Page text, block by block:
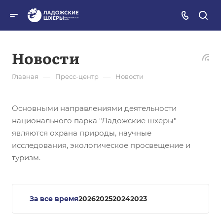
Новости
Главная — Пресс-центр — Новости
Основными направлениями деятельности
национального парка "Ладожские шхеры"
являются охрана природы, научные
исследования, экологическое просвещение и
туризм.
За все время2026202520242023